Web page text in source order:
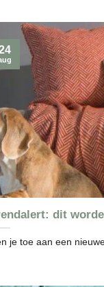
dit
je toe aan een